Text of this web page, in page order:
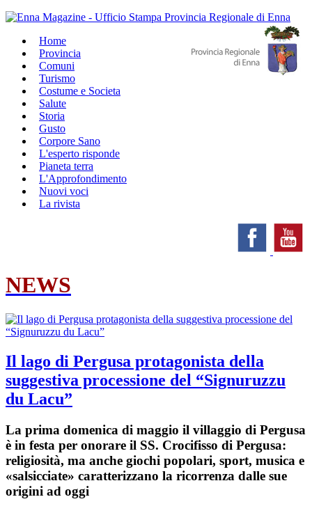
Home
Provincia
Comuni
Turismo
Costume e Societa
Salute
Storia
Gusto
Corpore Sano
L'esperto risponde
Pianeta terra
L'Approfondimento
Nuovi voci
La rivista
NEWS
Il lago di Pergusa protagonista della
suggestiva processione del “Signuruzzu
du Lacu”
La prima domenica di maggio il villaggio di Pergusa
è in festa per onorare il SS. Crocifisso di Pergusa:
religiosità, ma anche giochi popolari, sport, musica e
«salsicciate» caratterizzano la ricorrenza dalle sue
origini ad oggi